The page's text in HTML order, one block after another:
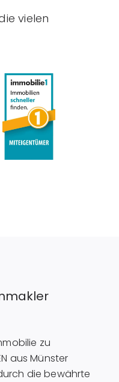
vielen
zu
aus Münster
die bewährte